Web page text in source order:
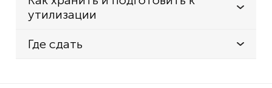
утилизации
Где сдать